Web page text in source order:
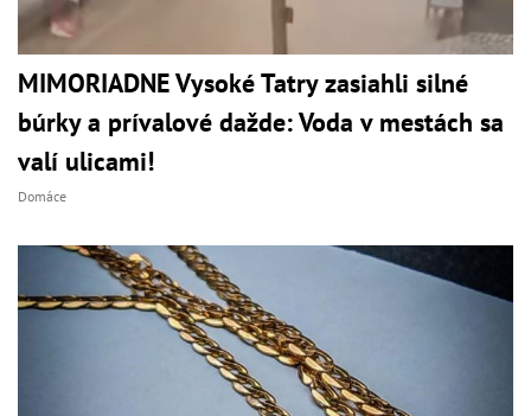
MIMORIADNE Vysoké Tatry zasiahli silné
búrky a prívalové dažde: Voda v mestách sa
valí ulicami!
Domáce